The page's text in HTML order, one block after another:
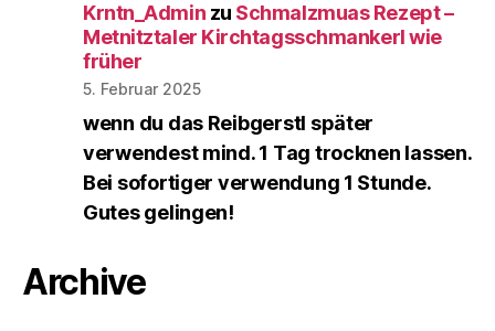
Krntn_Admin zu Schmalzmuas Rezept –
Metnitztaler Kirchtagsschmankerl wie
früher
5. Februar 2025
wenn du das Reibgerstl später
verwendest mind. 1 Tag trocknen lassen.
Bei sofortiger verwendung 1 Stunde.
Gutes gelingen!
Archive